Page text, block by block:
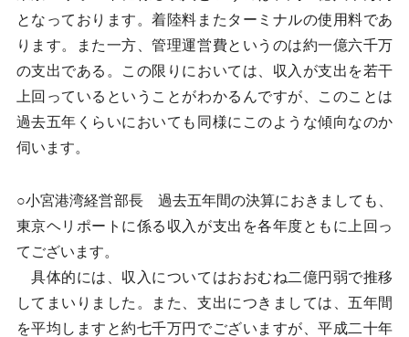
となっております。着陸料またターミナルの使用料であ
ります。また一方、管理運営費というのは約一億六千万
の支出である。この限りにおいては、収入が支出を若干
上回っているということがわかるんですが、このことは
過去五年くらいにおいても同様にこのような傾向なのか
伺います。
○小宮港湾経営部長 過去五年間の決算におきましても、
東京ヘリポートに係る収入が支出を各年度ともに上回っ
てございます。
具体的には、収入についてはおおむね二億円弱で推移
してまいりました。また、支出につきましては、五年間
を平均しますと約七千万円でございますが、平成二十年